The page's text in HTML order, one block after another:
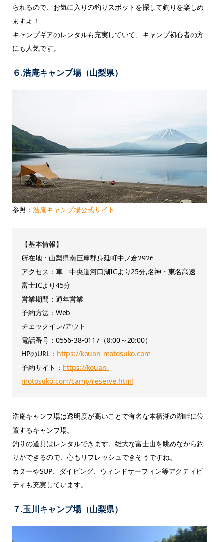
られるので、お気に入りの釣りスポットを探して釣りを楽しめ
ますよ！
キャンプギアのレンタルも充実していて、キャンプ初心者の方
にも人気です。
６.浩庵キャンプ場（山梨県）
参照： 浩庵キャンプ場公式サイト
【基本情報】
所在地：山梨県南巨摩郡身延町中ノ倉2926
アクセス：車：中央道河口湖ICより25分,名神・東名高速
富士ICより45分
営業期間：通年営業
予約方法：Web
チェックイン/アウト
電話番号：0556-38-0117（8:00～20:00）
HPのURL： https://kouan-motosuko.com
予約サイト： https://kouan-
motosuko.com/camp/reserve.html
浩庵キャンプ場は透明度が高いことで有名な本栖湖の湖畔に位
置するキャンプ場。
釣りの道具はレンタルできます。雄大な富士山を眺めながら釣
りができるので、心もリフレッシュできそうですね。
カヌーやSUP、ダイビング、ウィンドサーフィン等アクティビ
ティも充実しています。
７.玉川キャンプ場（山梨県）